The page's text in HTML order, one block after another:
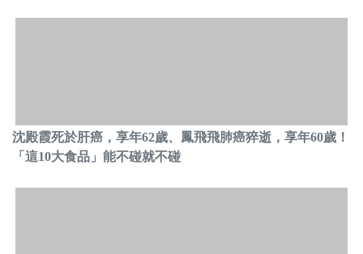
沈殿霞死於肝癌，享年62歲、鳳飛飛肺癌猝逝，享年60歲！
「這10大食品」能不碰就不碰